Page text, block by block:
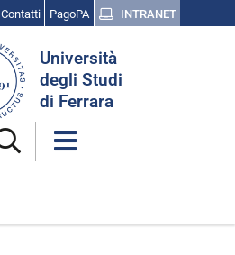
Contatti PagoPA INTRANET
Università
degli Studi
di Ferrara